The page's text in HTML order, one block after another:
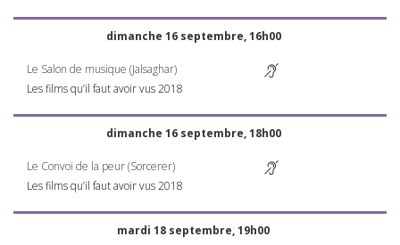
dimanche 16 septembre, 16h00
Le Salon de musique (Jalsaghar)
Les films qu’il faut avoir vus 2018
dimanche 16 septembre, 18h00
Le Convoi de la peur (Sorcerer)
Les films qu’il faut avoir vus 2018
mardi 18 septembre, 19h00